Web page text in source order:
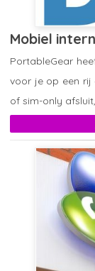
Mobiel
PortableGear
voor je op een rij
of sim-only